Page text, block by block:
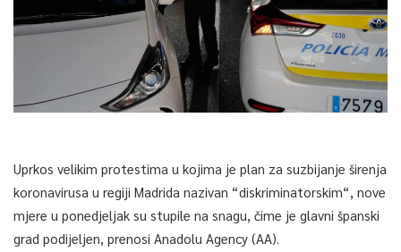
Uprkos velikim protestima u kojima je plan za suzbijanje širenja
koronavirusa u regiji Madrida nazivan “diskriminatorskim“, nove
mjere u ponedjeljak su stupile na snagu, čime je glavni španski
grad podijeljen, prenosi Anadolu Agency (AA).